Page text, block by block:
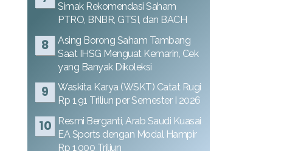
Simak Rekomendasi Saham
PTRO, BNBR, GTSI, dan BACH
Asing Borong Saham Tambang
Saat IHSG Menguat Kemarin, Cek
yang Banyak Dikoleksi
Waskita Karya (WSKT) Catat Rugi
Rp 1,91 Triliun per Semester I 2026
Resmi Berganti, Arab Saudi Kuasai
EA Sports dengan Modal Hampir
Rp 1.000 Triliun